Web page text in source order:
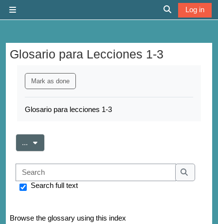
Toggle search
Log in
Glosario para Lecciones 1-3
Mark as done
Glosario para lecciones 1-3
... Export entries
Search
Search
Search full text
Browse the glossary using this index